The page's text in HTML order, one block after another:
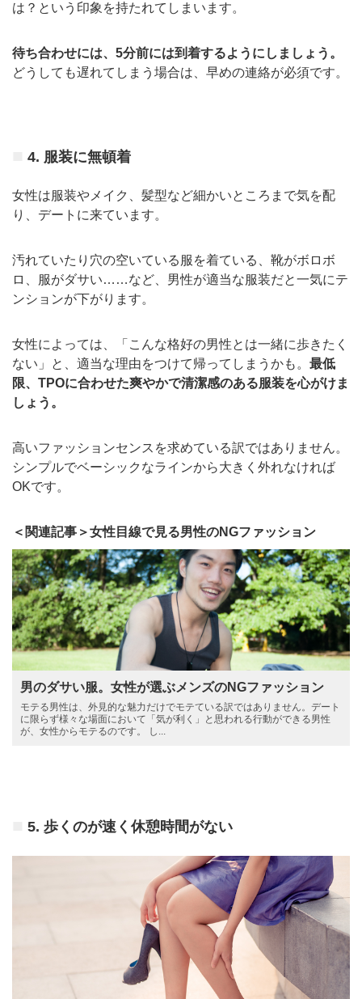
は？という印象を持たれてしまいます。
待ち合わせには、5分前には到着するようにしましょう。
どうしても遅れてしまう場合は、早めの連絡が必須です。
4. 服装に無頓着
女性は服装やメイク、髪型など細かいところまで気を配
り、デートに来ています。
汚れていたり穴の空いている服を着ている、靴がボロボ
ロ、服がダサい……など、男性が適当な服装だと一気にテ
ンションが下がります。
女性によっては、「こんな格好の男性とは一緒に歩きたく
ない」と、適当な理由をつけて帰ってしまうかも。 最低
限、TPOに合わせた爽やかで清潔感のある服装を心がけま
しょう。
高いファッションセンスを求めている訳ではありません。
シンプルでベーシックなラインから大きく外れなければ
OKです。
＜関連記事＞女性目線で見る男性のNGファッション
男のダサい服。女性が選ぶメンズのNGファッション
モテる男性は、外見的な魅力だけでモテている訳ではありません。デート
に限らず様々な場面において「気が利く」と思われる行動ができる男性
が、女性からモテるのです。 し...
5. 歩くのが速く休憩時間がない